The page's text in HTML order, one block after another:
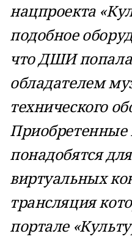
нацпроекта
подобное
что ДШИ попала
обладателем
технического
Приобретенные
понадобятся
виртуальных
трансляция
портале